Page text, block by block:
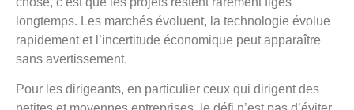
longtemps. Les marchés évoluent, la technologie évolue
rapidement et l’incertitude économique peut apparaître
sans avertissement.
Pour les dirigeants, en particulier ceux qui dirigent des